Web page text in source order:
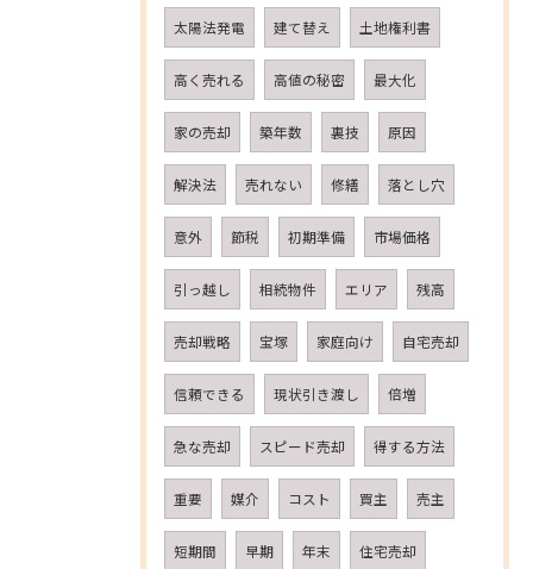
太陽法発電 建て替え 土地権利書
高く売れる 高値の秘密 最大化
家の売却 築年数 裏技 原因
解決法 売れない 修繕 落とし穴
意外 節税 初期準備 市場価格
引っ越し 相続物件 エリア 残高
売却戦略 宝塚 家庭向け 自宅売却
信頼できる 現状引き渡し 倍増
急な売却 スピード売却 得する方法
重要 媒介 コスト 買主 売主
短期間 早期 年末 住宅売却